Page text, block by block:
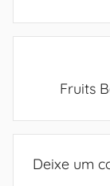
Fruits
Deixe um